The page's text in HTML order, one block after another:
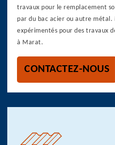
travaux pour le remplacement
par du bac acier ou autre métal.
expérimentés pour des travaux
à Marat.
CONTACTEZ-NOUS